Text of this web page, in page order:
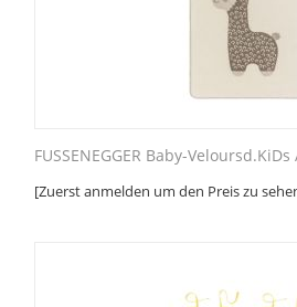
FUSSENEGGER Baby-
[Zuerst anmelden um den Preis zu